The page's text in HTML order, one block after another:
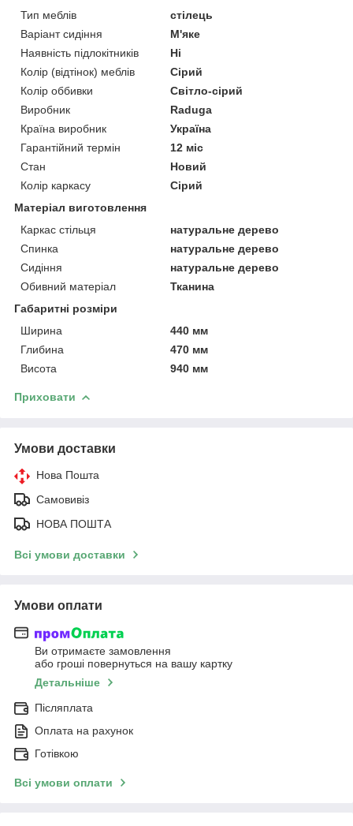
Тип меблів
стілець
Варіант сидіння
М'яке
Наявність підлокітників
Ні
Колір (відтінок) меблів
Сірий
Колір оббивки
Світло-сірий
Виробник
Raduga
Країна виробник
Україна
Гарантійний термін
12 міс
Стан
Новий
Колір каркасу
Сірий
Матеріал виготовлення
Каркас стільця
натуральне дерево
Спинка
натуральне дерево
Сидіння
натуральне дерево
Обивний матеріал
Тканина
Габаритні розміри
Ширина
440 мм
Глибина
470 мм
Висота
940 мм
Приховати
Умови доставки
Нова Пошта
Самовивіз
НОВА ПОШТА
Всі умови доставки
Умови оплати
Ви отримаєте замовлення
або гроші повернуться на вашу картку
Детальніше
Післяплата
Оплата на рахунок
Готівкою
Всі умови оплати